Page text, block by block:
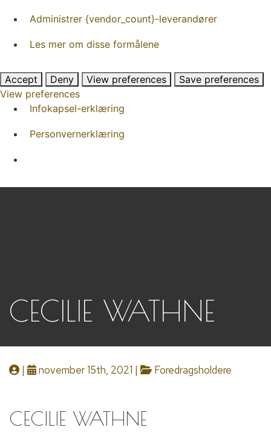
Administrer {vendor_count}-leverandører
Les mer om disse formålene
Accept Deny View preferences
Save preferences
View preferences
Infokapsel-erklæring
Personvernerklæring
CECILIE WATHNE
| november 15th, 2021 | Foredragsholdere
CECILIE WATHNE